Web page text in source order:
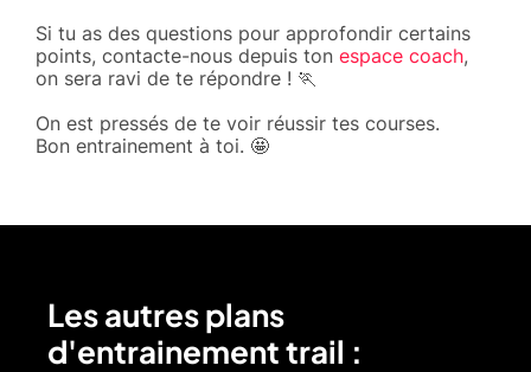
Si tu as des questions pour approfondir certains
points, contacte-nous depuis ton espace coach,
on sera ravi de te répondre ! 🏃
On est pressés de te voir réussir tes courses.
Bon entrainement à toi. 🤩
Les autres plans
d'entrainement trail :